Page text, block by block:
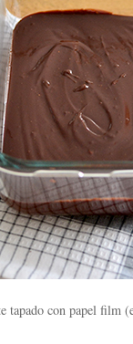
tapado con papel film